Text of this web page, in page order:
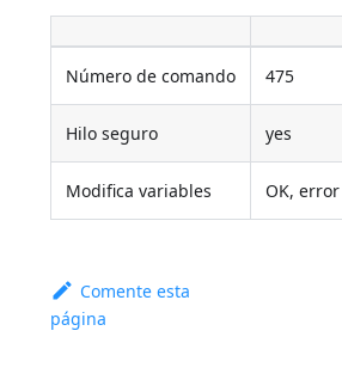
Número de comando 475
Hilo seguro yes
Modifica variables OK, error
Comente esta
página